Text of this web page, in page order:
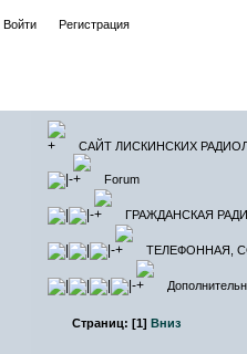
Войти Регистрация
САЙТ ЛИСКИНСКИХ
Forum
ГРАЖДАНСКАЯ
ТЕЛЕФОННАЯ,
Страниц: [1] Вниз